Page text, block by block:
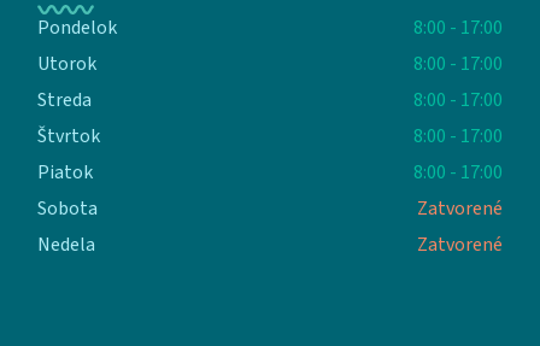
Pondelok
8:00 - 17:00
Utorok
8:00 - 17:00
Streda
8:00 - 17:00
Štvrtok
8:00 - 17:00
Piatok
8:00 - 17:00
Sobota
Zatvorené
Nedela
Zatvorené